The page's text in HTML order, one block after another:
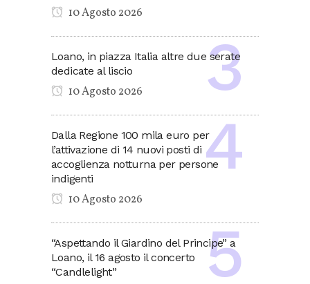
10 Agosto 2026
Loano, in piazza Italia altre due serate
dedicate al liscio
10 Agosto 2026
Dalla Regione 100 mila euro per
l’attivazione di 14 nuovi posti di
accoglienza notturna per persone
indigenti
10 Agosto 2026
“Aspettando il Giardino del Principe” a
Loano, il 16 agosto il concerto
“Candlelight”